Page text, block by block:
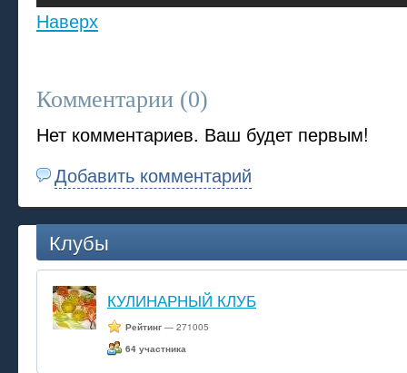
Наверх
Комментарии (0)
Нет комментариев. Ваш будет первым!
Добавить комментарий
Клубы
КУЛИНАРНЫЙ КЛУБ
Рейтинг — 271005
64 участника